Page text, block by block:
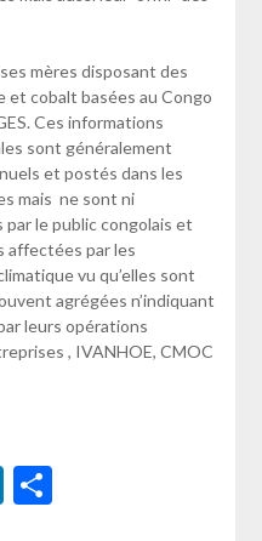
mères disposant des
et cobalt basées au Congo
Ces informations
sont généralement
et postés dans les
mais ne sont ni
le public congolais et
affectées par les
vu qu’elles sont
agrégées n’indiquant
leurs opérations
, IVANHOE, CMOC
LinkedIn
Partager